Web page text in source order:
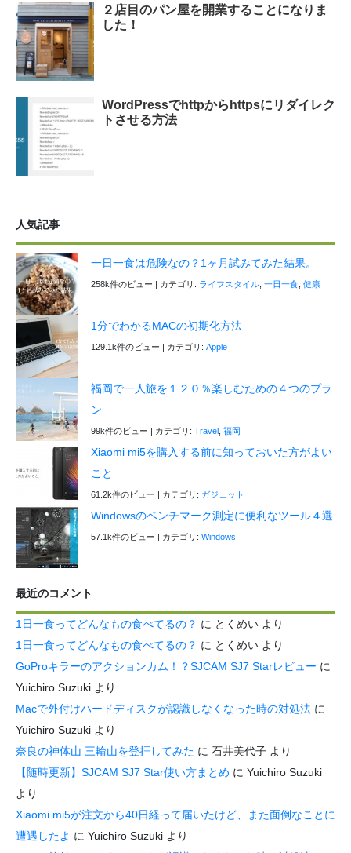
２店目のパン屋を開業することになりま
した！
WordPressでhttpからhttpsにリダイレク
トさせる方法
人気記事
一日一食は危険なの？1ヶ月試みてみた結果。
258k件のビュー カテゴリ: ライフスタイル, 一日一食, 健康
1分でわかるMACの初期化方法
129.1k件のビュー カテゴリ: Apple
福岡で一人旅を１２０％楽しむための４つのプラ
ン
99k件のビュー カテゴリ: Travel , 福岡
Xiaomi mi5を購入する前に知っておいた方がよい
こと
61.2k件のビュー カテゴリ: ガジェット
Windowsのベンチマーク測定に便利なツール４選
57.1k件のビュー カテゴリ: Windows
最近のコメント
1日一食ってどんなもの食べてるの？ に とくめい より
1日一食ってどんなもの食べてるの？ に とくめい より
GoProキラーのアクションカム！？SJCAM SJ7 Starレビュー に
Yuichiro Suzuki より
Macで外付けハードディスクが認識しなくなった時の対処法 に
Yuichiro Suzuki より
奈良の神体山 三輪山を登拝してみた に 石井美代子 より
【随時更新】SJCAM SJ7 Star使い方まとめ に Yuichiro Suzuki
より
Xiaomi mi5が注文から40日経って届いたけど、また面倒なことに
遭遇したよ に Yuichiro Suzuki より